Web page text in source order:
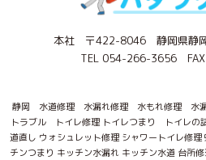
本社 〒422-8046 静岡県静
TEL 054-266-3656
静岡 水道修理 水漏れ修理 水もれ修理 水
トラブル トイレ修理 トイレつまり トイレの
道直し ウォシュレット修理 シャワートイレ修
チンつまり キッチン水漏れ キッチン水道 台所